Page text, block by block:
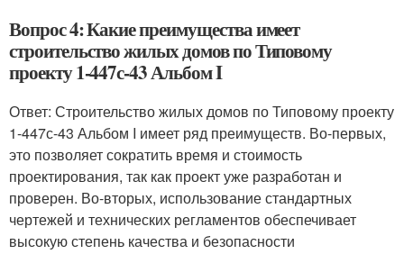
Вопрос 4: Какие преимущества имеет
строительство жилых домов по Типовому
проекту 1-447с-43 Альбом I
Ответ: Строительство жилых домов по Типовому проекту
1-447с-43 Альбом I имеет ряд преимуществ. Во-первых,
это позволяет сократить время и стоимость
проектирования, так как проект уже разработан и
проверен. Во-вторых, использование стандартных
чертежей и технических регламентов обеспечивает
высокую степень качества и безопасности